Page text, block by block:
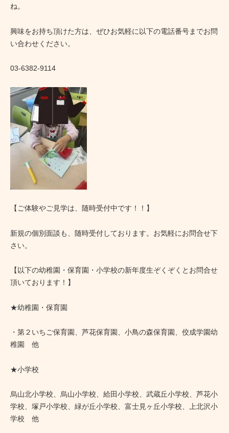
ね。
興味をお持ち頂けた方は、ぜひお気軽に以下の電話番号までお問
い合わせください。
03-6382-9114
【ご体験やご見学は、随時受付中です！！】
新規の個別面談も、随時受付しております。 お気軽にお問合せ下
さい。
【以下の幼稚園・保育園・ 小学校の新年度生ぞくぞくとお問合せ
頂いております！】
★幼稚園・保育園
・第２いちご保育園、芦花保育園、小鳥の森保育園、 佼成学園幼
稚園 他
★小学校
烏山北小学校、烏山小学校、給田小学校、武蔵丘小学校、 芦花小
学校、塚戸小学校、緑が丘小学校、富士見ヶ丘小学校、
上北沢小
学校 他